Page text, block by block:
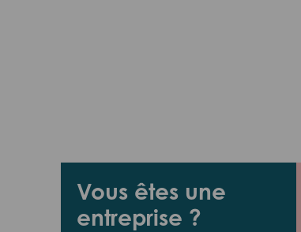
Vous êtes une
entreprise ?